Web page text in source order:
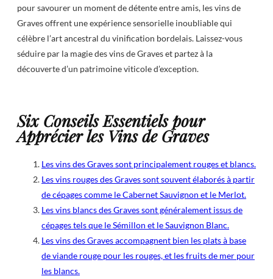
pour savourer un moment de détente entre amis, les vins de
Graves offrent une expérience sensorielle inoubliable qui
célèbre l’art ancestral du vinification bordelais. Laissez-vous
séduire par la magie des vins de Graves et partez à la
découverte d’un patrimoine viticole d’exception.
Six Conseils Essentiels pour
Apprécier les Vins de Graves
Les vins des Graves sont principalement rouges et blancs.
Les vins rouges des Graves sont souvent élaborés à partir
de cépages comme le Cabernet Sauvignon et le Merlot.
Les vins blancs des Graves sont généralement issus de
cépages tels que le Sémillon et le Sauvignon Blanc.
Les vins des Graves accompagnent bien les plats à base
de viande rouge pour les rouges, et les fruits de mer pour
les blancs.